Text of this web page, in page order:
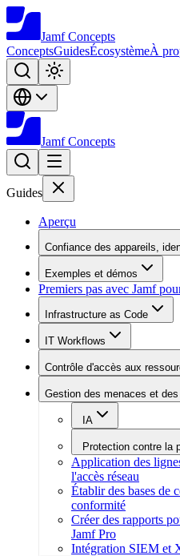
Jamf Concepts
ConceptsGuidesÉcosystèmeÀ
Jamf Concepts
Guides
Aperçu
Confiance des appareils,
Exemples et démos
Premiers pas avec Jamf
Infrastructure as Code
IT Workflows
Contrôle d'accès aux
Gestion des menaces et
IA
Protection contre la
Application des
l'accès réseau
Établir des bases de
conformité
Créer des rapports
Jamf Pro
Intégration SIEM et